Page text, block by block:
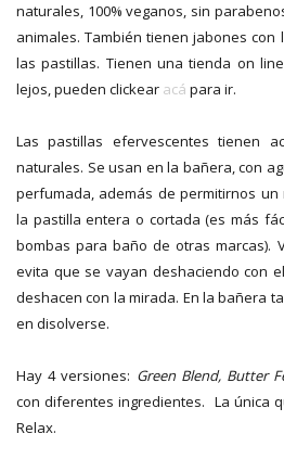
naturales, 100% veganos, sin
animales. También tienen jabones
las pastillas. Tienen una tienda on
lejos, pueden clickear acá para ir.
Las pastillas efervescentes tienen
naturales. Se usan en la bañera, con
perfumada, además de permitirnos
la pastilla entera o cortada (es más
bombas para baño de otras marcas).
evita que se vayan deshaciendo con
deshacen con la mirada. En la bañera
en disolverse.
Hay 4 versiones: Green Blend, Butter
con diferentes ingredientes. La única
Relax.